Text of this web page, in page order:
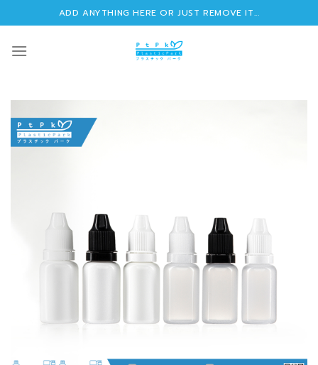
to
content
ADD ANYTHING HERE OR JUST REMOVE IT...